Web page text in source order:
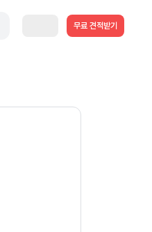
무료 견적받기